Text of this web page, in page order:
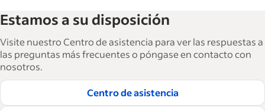
Indeed ayuda a las empresas a hacer crecer y
gestionar su fuerza laboral. Con más de
15,000 artículos en 6 idiomas, ofrecemos
consejos tácticos, procedimientos y mejores
prácticas para ayudar a las empresas a
contratar y retener a los mejores empleados.
Estamos a su disposición
Visite nuestro Centro de asistencia para ver las respuestas a
las preguntas más frecuentes o póngase en contacto con
nosotros.
Centro de asistencia